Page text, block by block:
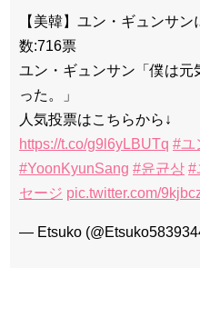
【美韓】ユン・ギュンサ
数:716票
ユン・ギュンサン「僕は
った。」
人気投票はこちらから↓
https://t.co/g9l6yLBUTq #ユ
#YoonKyunSang #윤균상 #
セージ pic.twitter.com/
— Etsuko